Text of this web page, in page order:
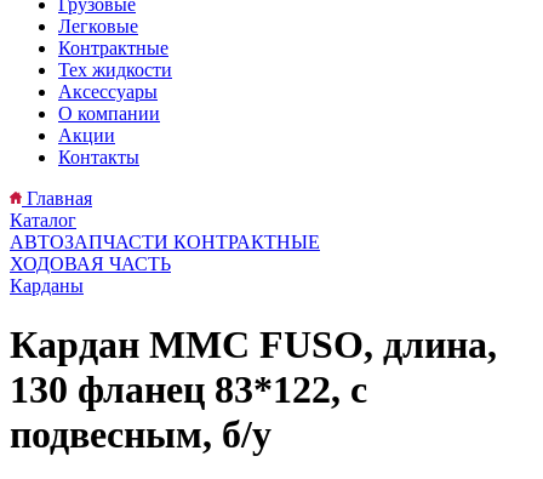
Грузовые
Легковые
Контрактные
Тех жидкости
Аксессуары
О компании
Акции
Контакты
Главная
Каталог
АВТОЗАПЧАСТИ КОНТРАКТНЫЕ
ХОДОВАЯ ЧАСТЬ
Карданы
Кардан MMC FUSO, длина,
130 фланец 83*122, с
подвесным, б/у